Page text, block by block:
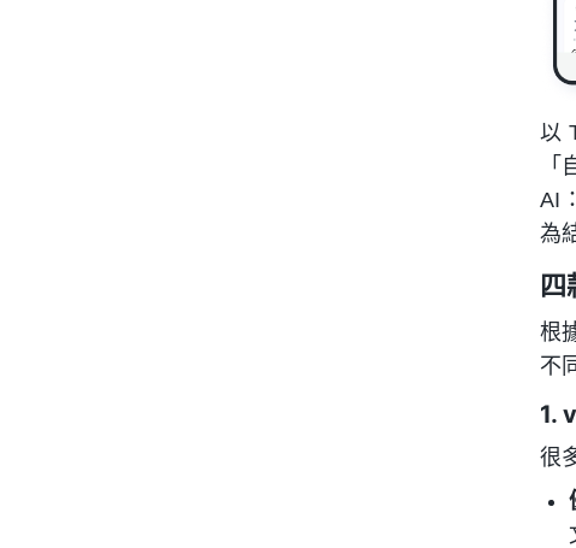
以
AI
為
四
根
不
1.
很